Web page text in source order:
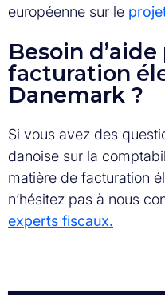
européenne sur le
Besoin
facturation
Danemark ?
Si vous avez des
danoise sur la
matière de facturation
n’hésitez pas à nous
experts fiscaux.